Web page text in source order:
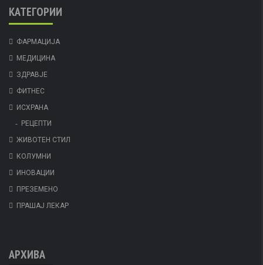
КАТЕГОРИИ
ФАРМАЦИЈА
МЕДИЦИНА
ЗДРАВЈЕ
ФИТНЕС
ИСХРАНА
РЕЦЕПТИ
ЖИВОТЕН СТИЛ
КОЛУМНИ
ИНОВАЦИИ
ПРЕЗЕМЕНО
ПРАШАЈ ЛЕКАР
АРХИВА